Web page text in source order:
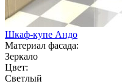
Шкаф-купе Андо
Материал фасада:
Зеркало
Цвет:
Светлый